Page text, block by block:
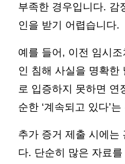
부족한 경우입니다. 감
인을 받기 어렵습니다.
예를 들어, 이전 임시
인 침해 사실을 명확한
로 입증하지 못하면 연
순한 ‘계속되고 있다’
추가 증거 제출 시에는
다. 단순히 많은 자료